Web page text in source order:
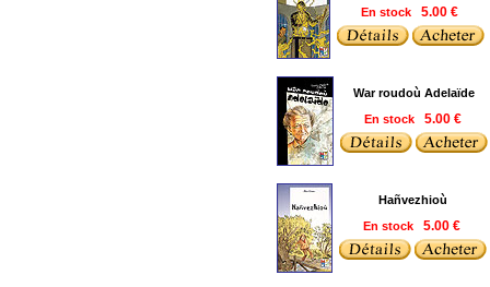
En stock
5.00 €
War roudoù Adelaïde
En stock
5.00 €
Hañvezhioù
En stock
5.00 €